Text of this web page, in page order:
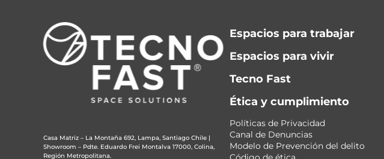
Casa Matriz – La Montaña 692, Lampa, Santiago Chile |
Showroom – Pdte. Eduardo Frei Montalva 17000, Colina,
Región Metropolitana.
Espacios para trabajar
Espacios para vivir
Tecno Fast
Ética y cumplimiento
Políticas de Privacidad
Canal de Denuncias
Modelo de Prevención del delito